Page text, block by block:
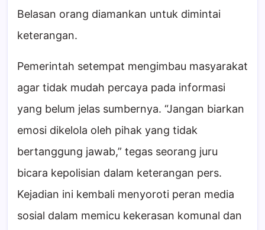
Belasan orang diamankan untuk dimintai
keterangan.
Pemerintah setempat mengimbau masyarakat
agar tidak mudah percaya pada informasi
yang belum jelas sumbernya. “Jangan biarkan
emosi dikelola oleh pihak yang tidak
bertanggung jawab,” tegas seorang juru
bicara kepolisian dalam keterangan pers.
Kejadian ini kembali menyoroti peran media
sosial dalam memicu kekerasan komunal dan